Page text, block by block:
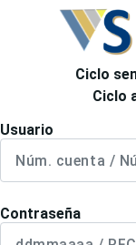
Ciclo
Ciclo
Usuario
Contraseña